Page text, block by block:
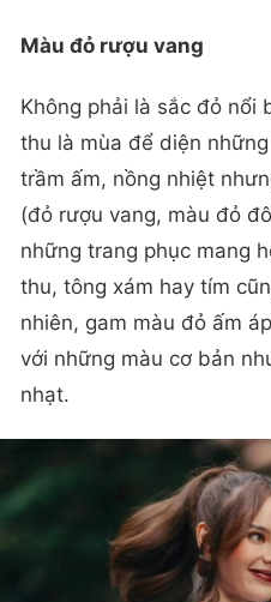
Màu đỏ rượu vang
Không phải là sắc đỏ nổi
thu là mùa để diện
trầm ấm, nồng nhiệt
(đỏ rượu vang, màu đỏ
những trang phục mang
thu, tông xám hay tím
nhiên, gam màu đỏ ấm
với những màu cơ bản
nhạt.